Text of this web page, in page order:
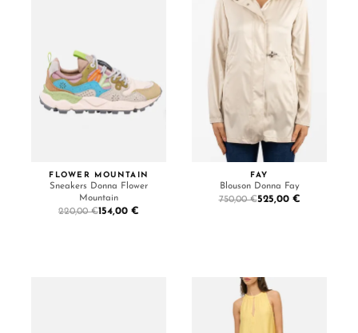
FLOWER MOUNTAIN
Sneakers Donna Flower
Mountain
220,00 €154,00 €
FAY
Blouson Donna Fay
750,00 €525,00 €